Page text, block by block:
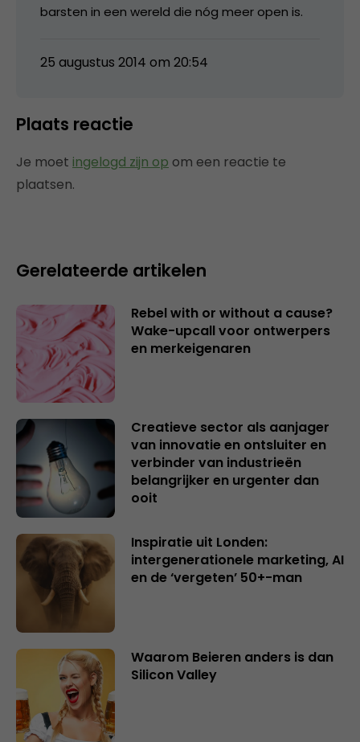
barsten in een wereld die nóg meer open is.
25 augustus 2014 om 20:54
Plaats reactie
Je moet ingelogd zijn op om een reactie te
plaatsen.
Gerelateerde artikelen
Rebel with or without a cause?
Wake-upcall voor ontwerpers
en merkeigenaren
Creatieve sector als aanjager
van innovatie en ontsluiter en
verbinder van industrieën
belangrijker en urgenter dan
ooit
Inspiratie uit Londen:
intergenerationele marketing, AI
en de ‘vergeten’ 50+-man
Waarom Beieren anders is dan
Silicon Valley